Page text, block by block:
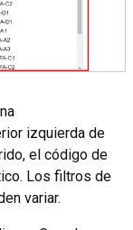
izquierda de
el código de
Los filtros de
variar.